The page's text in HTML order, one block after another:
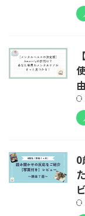
0